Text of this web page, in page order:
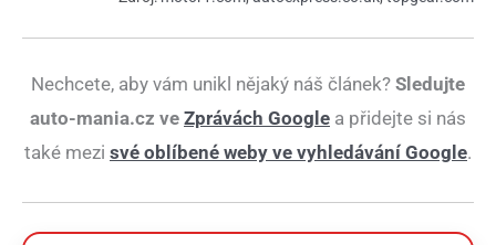
Nechcete, aby vám unikl nějaký náš článek? Sledujte
auto-mania.cz ve Zprávách Google a přidejte si nás
také mezi své oblíbené weby ve vyhledávání Google.